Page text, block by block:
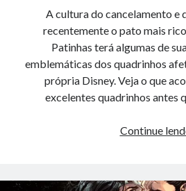
A cultura do cancelamento e
recentemente o pato mais
Patinhas terá algumas de
emblemáticas dos quadrinhos
própria Disney. Veja o que
excelentes quadrinhos antes
Continue